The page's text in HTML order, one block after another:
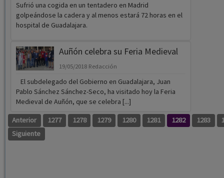
Sufrió una cogida en un tentadero en Madrid
golpeándose la cadera y al menos estará 72 horas en el
hospital de Guadalajara.
Auñón celebra su Feria Medieval
19/05/2018 Redacción
El subdelegado del Gobierno en Guadalajara, Juan
Pablo Sánchez Sánchez-Seco, ha visitado hoy la Feria
Medieval de Auñón, que se celebra [...]
Anterior 1277 1278 1279 1280 1281 1282 1283
Siguiente